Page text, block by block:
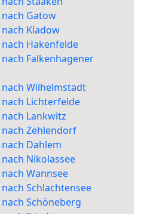
Gatow
Kladow
Hakenfelde
Falkenhagener
Wilhelmstadt
Lichterfelde
Lankwitz
Zehlendorf
Dahlem
Nikolassee
Wannsee
Schlachtensee
Schöneberg